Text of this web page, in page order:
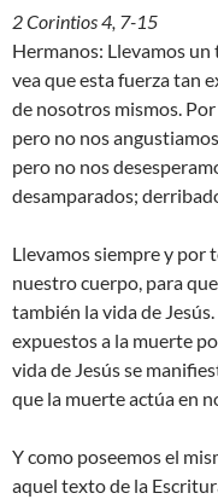
2 Corintios 4, 7-15
Hermanos: Llevamos un
vea que esta fuerza tan
de nosotros mismos.
pero no nos
pero no nos
desamparados;
Llevamos siempre y por
nuestro cuerpo, para
también la vida de
expuestos a la muerte
vida de Jesús se
que la muerte actúa en
Y como poseemos el
aquel texto de la